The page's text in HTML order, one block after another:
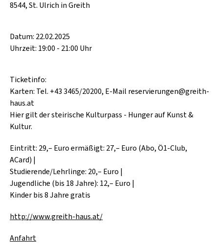
8544, St. Ulrich in Greith
Datum: 22.02.2025
Uhrzeit: 19:00 - 21:00 Uhr
Ticketinfo:
Karten: Tel. +43 3465/20200, E-Mail reservierungen@greith-
haus.at
Hier gilt der steirische Kulturpass - Hunger auf Kunst &
Kultur.
Eintritt: 29,– Euro ermäßigt: 27,– Euro (Abo, Ö1-Club,
ACard) |
Studierende/Lehrlinge: 20,– Euro |
Jugendliche (bis 18 Jahre): 12,– Euro |
Kinder bis 8 Jahre gratis
http://www.greith-haus.at/
Anfahrt